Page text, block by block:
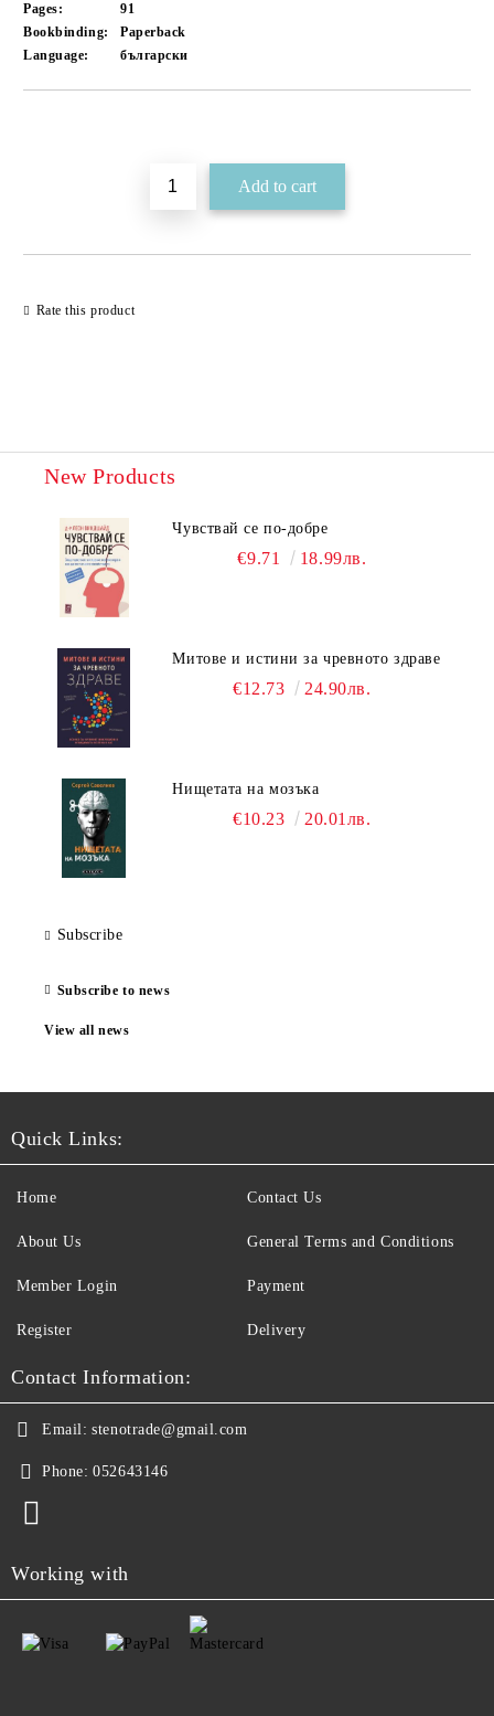
Pages:
91
Bookbinding:
Paperback
Language:
български
Rate this product
New Products
Чувствай се по-добре
€9.71 18.99лв.
Митове и истини за чревното здраве
€12.73 24.90лв.
Нищетата на мозъка
€10.23 20.01лв.
Subscribe
Subscribe to news
View all news
Quick Links:
Home
About Us
Member Login
Register
Contact Us
General Terms and Conditions
Payment
Delivery
Contact Information:
Email: stenotrade@gmail.com
Phone: 052643146
Working with